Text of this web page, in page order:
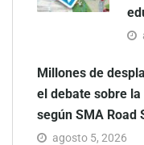
Millones de
el debate sobre
según SMA Road
agosto 5, 2026